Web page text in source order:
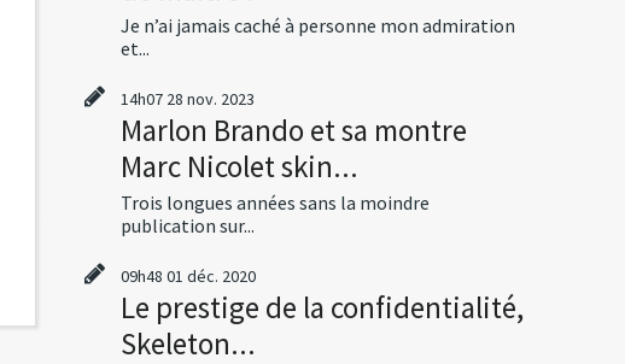
Je n’ai jamais caché à personne mon admiration
et...
14h07 28 nov. 2023
Marlon Brando et sa montre
Marc Nicolet skin...
Trois longues années sans la moindre
publication sur...
09h48 01 déc. 2020
Le prestige de la confidentialité,
Skeleton...